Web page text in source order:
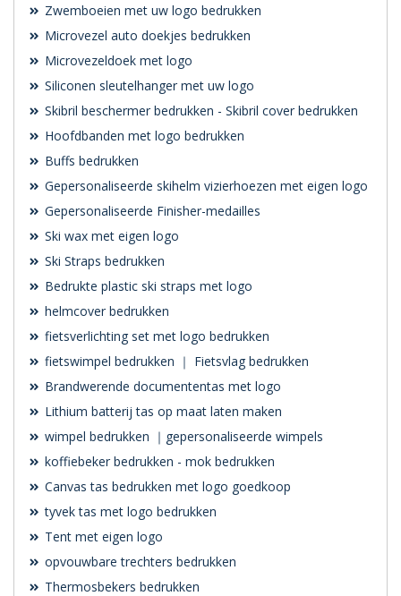
Zwemboeien met uw logo bedrukken
Microvezel auto doekjes bedrukken
Microvezeldoek met logo
Siliconen sleutelhanger met uw logo
Skibril beschermer bedrukken - Skibril cover bedrukken
Hoofdbanden met logo bedrukken
Buffs bedrukken
Gepersonaliseerde skihelm vizierhoezen met eigen logo
Gepersonaliseerde Finisher-medailles
Ski wax met eigen logo
Ski Straps bedrukken
Bedrukte plastic ski straps met logo
helmcover bedrukken
fietsverlichting set met logo bedrukken
fietswimpel bedrukken ｜ Fietsvlag bedrukken
Brandwerende documententas met logo
Lithium batterij tas op maat laten maken
wimpel bedrukken ｜gepersonaliseerde wimpels
koffiebeker bedrukken - mok bedrukken
Canvas tas bedrukken met logo goedkoop
tyvek tas met logo bedrukken
Tent met eigen logo
opvouwbare trechters bedrukken
Thermosbekers bedrukken